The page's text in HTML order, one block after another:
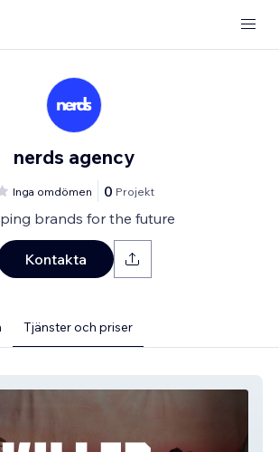
nerds agency
Inga omdömen 0 Projekt
brands for the future
Kontakta
Tjänster och priser